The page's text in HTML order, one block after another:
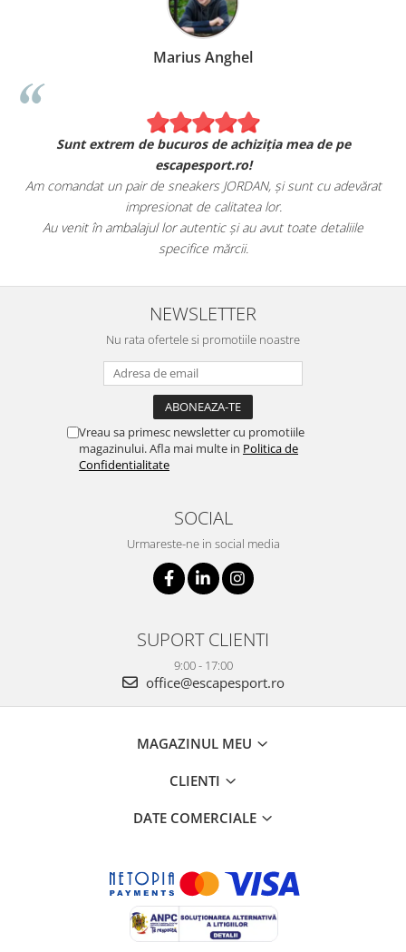
Marius Anghel
Sunt extrem de bucuros de achiziția mea de pe
escapesport.ro!
Am comandat un pair de sneakers JORDAN, și sunt cu adevărat
impresionat de calitatea lor.
Au venit în ambalajul lor autentic și au avut toate detaliile
specifice mărcii.
NEWSLETTER
Nu rata ofertele si promotiile noastre
Vreau sa primesc newsletter cu promotiile
magazinului. Afla mai multe in Politica de
Confidentialitate
SOCIAL
Urmareste-ne in social media
SUPORT CLIENTI
9:00 - 17:00
office@escapesport.ro
MAGAZINUL MEU
CLIENTI
DATE COMERCIALE